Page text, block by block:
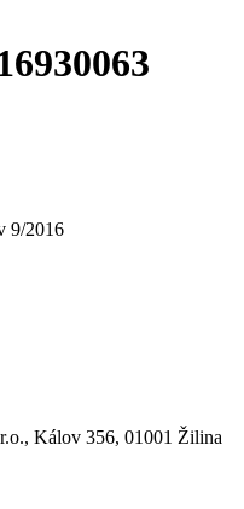
9/2016
Kálov 356, 01001 Žilina